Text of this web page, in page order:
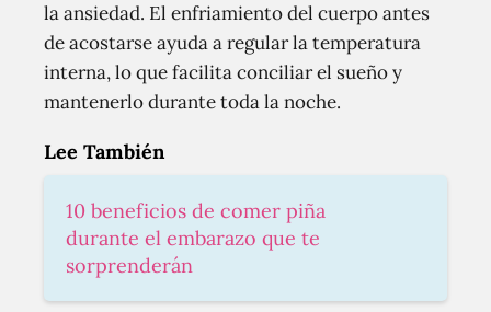
la ansiedad. El enfriamiento del cuerpo antes
de acostarse ayuda a regular la temperatura
interna, lo que facilita conciliar el sueño y
mantenerlo durante toda la noche.
Lee También
10 beneficios de comer piña
durante el embarazo que te
sorprenderán